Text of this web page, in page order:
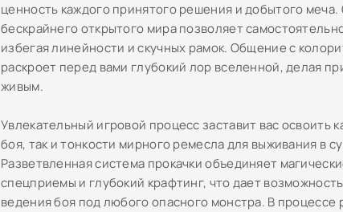
ценность каждого принятого решения и добытого
бескрайнего открытого мира позволяет
избегая линейности и скучных рамок. Общение с
раскроет перед вами глубокий лор вселенной, делая
живым.
Увлекательный игровой процесс заставит вас освоить
боя, так и тонкости мирного ремесла для выживания в
Разветвленная система прокачки объединяет
спецприемы и глубокий крафтинг, что дает
ведения боя под любого опасного монстра. В процессе